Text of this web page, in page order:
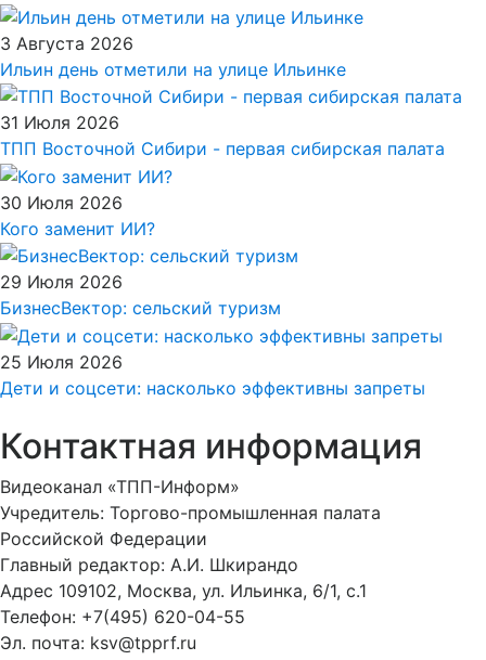
3 Августа 2026
Ильин день отметили на улице Ильинке
31 Июля 2026
ТПП Восточной Сибири - первая сибирская палата
30 Июля 2026
Кого заменит ИИ?
29 Июля 2026
БизнесВектор: сельский туризм
25 Июля 2026
Дети и соцсети: насколько эффективны запреты
Контактная информация
Видеоканал «ТПП-Информ»
Учредитель: Торгово-промышленная палата
Российской Федерации
Главный редактор: А.И. Шкирандо
Адрес 109102, Москва, ул. Ильинка, 6/1, c.1
Телефон: +7(495) 620-04-55
Эл. почта: ksv@tpprf.ru